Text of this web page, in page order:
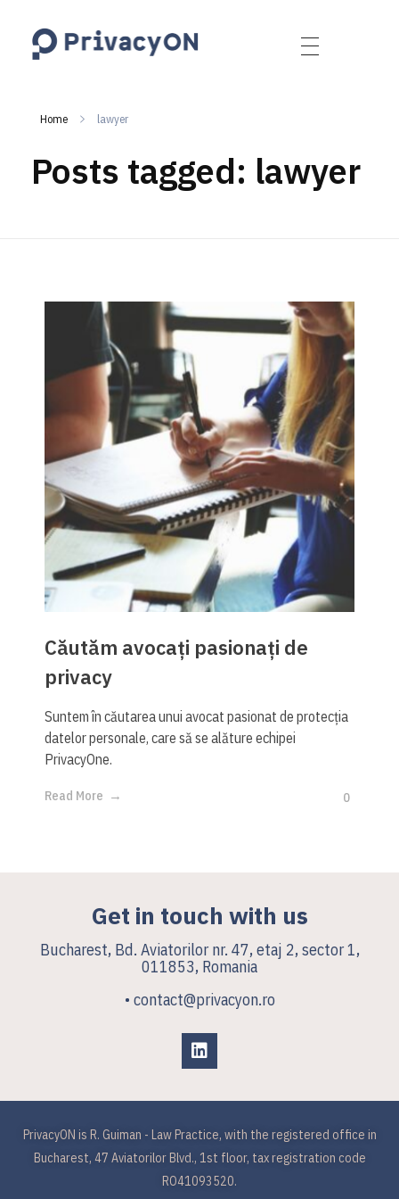
Home lawyer
Posts tagged: lawyer
Căutăm avocați pasionați de
privacy
Suntem în căutarea unui avocat pasionat de protecția
datelor personale, care să se alăture echipei
PrivacyOne.
Read More 0
Get in touch with us
Bucharest, Bd. Aviatorilor nr. 47, etaj 2, sector 1,
011853, Romania
• contact@privacyon.ro
PrivacyON is R. Guiman - Law Practice, with the registered office in
Bucharest, 47 Aviatorilor Blvd., 1st floor, tax registration code
RO41093520.